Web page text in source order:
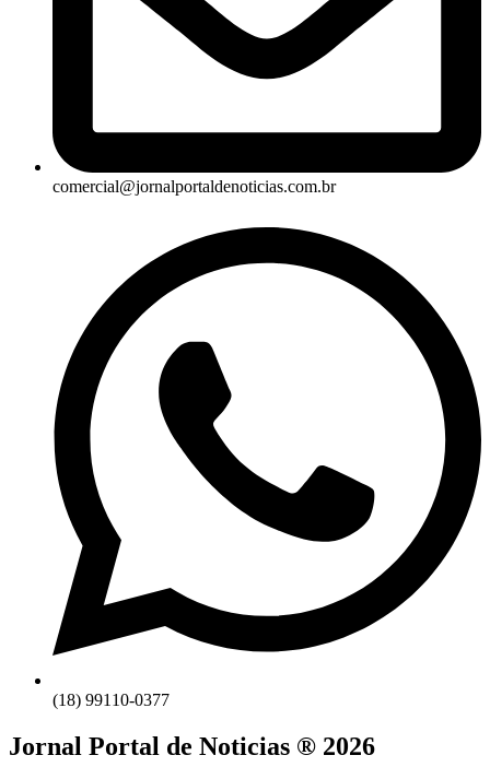
comercial@jornalportaldenoticias.com.br
(18) 99110-0377
Jornal Portal de Noticias ® 2026